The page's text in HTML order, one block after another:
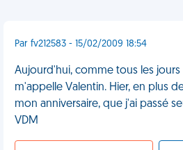
Par fv212583 - 15/02/2009 18:54
Aujourd'hui, comme tous les jours
m'appelle Valentin. Hier, en plus
mon anniversaire, que j'ai passé
VDM